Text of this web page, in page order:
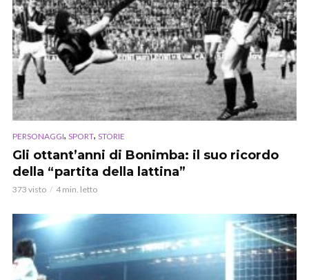
PERSONAGGI, SPORT, STORIE
Gli ottant’anni di Bonimba: il suo ricordo
della “partita della lattina”
373 visto 4 min. letto